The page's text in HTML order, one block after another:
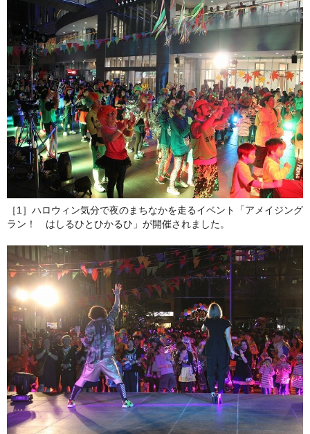
［1］ハロウィン気分で夜のまちなかを走るイベント「アメイジング
ラン！ はしるひとひかるひ」が開催されました。